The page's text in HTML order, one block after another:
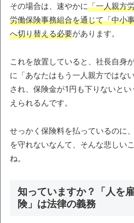
その場合は、速やかに「一人親方
労働保険事務組合を通じて「中小
へ切り替える必要があります。
これを放置していると、社長自身
に「あなたはもう一人親方ではな
され、保険金が1円も下りないと
えられるんです。
せっかく保険料を払っているのに
を守れないなんて、そんな悲しい
ね。
知っていますか？「人を
険」は法律の義務